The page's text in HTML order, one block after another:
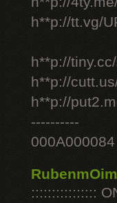
h**p://tt.vg/
h**p://
h**p://
h**p://
----------
000A000084
::::::::::::::::